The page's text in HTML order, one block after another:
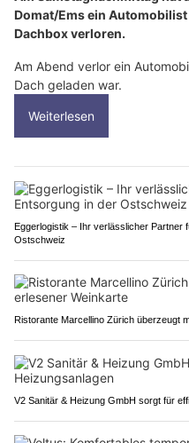
Domat/Ems ein
Dachbox verloren.
Am Abend verlor ein
Dach geladen war.
Weiterlesen
Eggerlogistik – Ihr verlässlicher Partner
Ostschweiz
Ristorante Marcellino Zürich überzeugt
V2 Sanitär & Heizung GmbH sorgt für